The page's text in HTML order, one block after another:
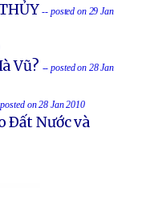
-- posted on 29 Jan
Vũ? -- posted on 28 Jan
on 28 Jan 2010
Ðất Nước và